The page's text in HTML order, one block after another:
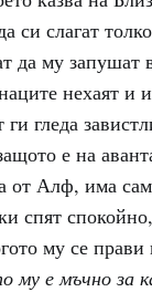
си слагат
да му запушат
нехаят и
гледа
е на
от Алф, има
спят
му се прави
му е мъчно за